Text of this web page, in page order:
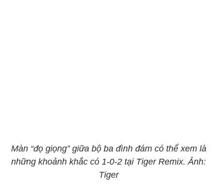
Màn “đọ giọng” giữa bộ ba đình đám có thể xem là
những khoảnh khắc có 1-0-2 tại Tiger Remix. Ảnh:
Tiger